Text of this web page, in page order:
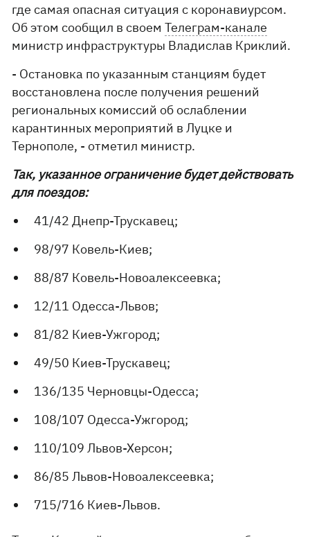
где самая опасная ситуация с коронавиурсом.
Об этом сообщил в своемТелеграм-канале
министр инфраструктуры Владислав Криклий.
- Остановка по указанным станциям будет
восстановлена ​​после получения решений
региональных комиссий об ослаблении
карантинных мероприятий в Луцке и
Тернополе, - отметил министр.
Так, указанное ограничение будет действовать
для поездов:
41/42 Днепр-Трускавец;
98/97 Ковель-Киев;
88/87 Ковель-Новоалексеевка;
12/11 Одесса-Львов;
81/82 Киев-Ужгород;
49/50 Киев-Трускавец;
136/135 Черновцы-Одесса;
108/107 Одесса-Ужгород;
110/109 Львов-Херсон;
86/85 Львов-Новоалексеевка;
715/716 Киев-Львов.